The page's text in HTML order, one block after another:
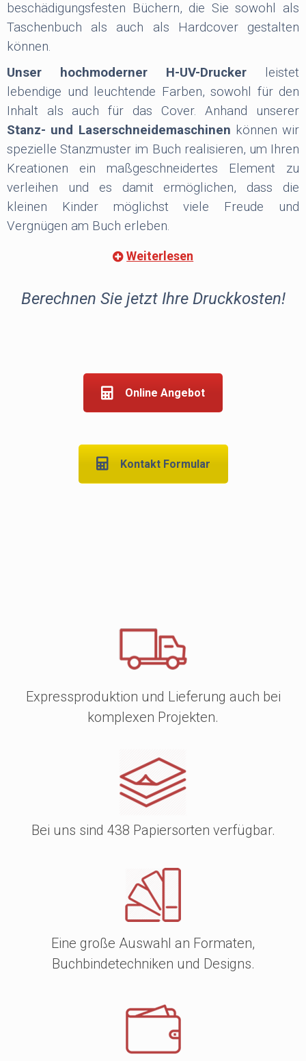
beschädigungsfesten Büchern, die Sie sowohl als
Taschenbuch als auch als Hardcover gestalten
können.
Unser hochmoderner H-UV-Drucker leistet
lebendige und leuchtende Farben, sowohl für den
Inhalt als auch für das Cover. Anhand unserer
Stanz- und Laserschneidemaschinen können wir
spezielle Stanzmuster im Buch realisieren, um Ihren
Kreationen ein maßgeschneidertes Element zu
verleihen und es damit ermöglichen, dass die
kleinen Kinder möglichst viele Freude und
Vergnügen am Buch erleben.
Unsere gesamte Palette an Spezialeffekten kann
Heißfolienprägung, phosphoreszierende Lacke,
Wir bieten eine Auswahl von mehr als 430
hochwertigen Papierenin verschiedenen
Inhaltsseiten unserer Produkten werden
Unternehmen im französischsprachigen Raum.
Zudem haben sich über 100 Verleger und
inzwischen auch für uns entscheiden.
Unsere erfahrenen und sachkundigen Experten
bestmöglichen Preis-Leistungs-Verhältnis an. Ihnen
steht jederzeit ein engagierter Berater zur Seite, der
Ihnen gerne dabei hilft, die richtigen Entscheidungen
erhalten.
Kinderbüchern und einen günstigen Preis zu
erhalten, rufen Sie einfach einen unserer
freundlichen Kundendienstmitarbeiter an!
Weiterlesen
Berechnen Sie jetzt Ihre Druckkosten!
Online Angebot
Kontakt Formular
Expressproduktion und Lieferung auch bei
komplexen Projekten.
Bei uns sind 438 Papiersorten verfügbar.
Eine große Auswahl an Formaten,
Buchbindetechniken und Designs.